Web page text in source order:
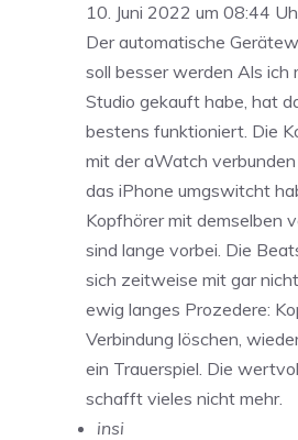
10. Juni 2022 um 08:44
Der automatische
soll besser werden Als ich
Studio gekauft habe, hat
bestens funktioniert. Die
mit der aWatch
das iPhone umgswitcht
Kopfhörer mit demselben
sind lange vorbei. Die
sich zeitweise mit gar
ewig langes Prozedere:
Verbindung löschen,
ein Trauerspiel. Die
schafft vieles nicht mehr.
insi